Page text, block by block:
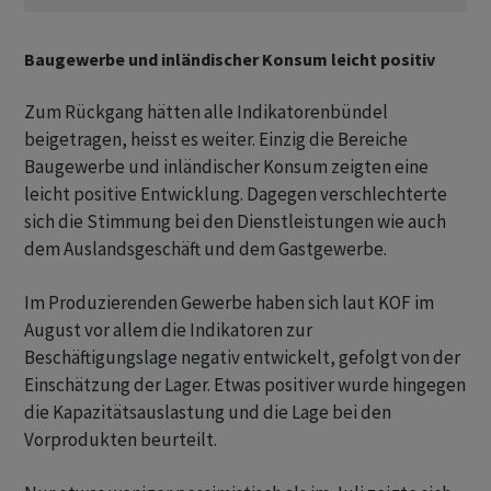
Baugewerbe und inländischer Konsum leicht positiv
Zum Rückgang hätten alle Indikatorenbündel
beigetragen, heisst es weiter. Einzig die Bereiche
Baugewerbe und inländischer Konsum zeigten eine
leicht positive Entwicklung. Dagegen verschlechterte
sich die Stimmung bei den Dienstleistungen wie auch
dem Auslandsgeschäft und dem Gastgewerbe.
Im Produzierenden Gewerbe haben sich laut KOF im
August vor allem die Indikatoren zur
Beschäftigungslage negativ entwickelt, gefolgt von der
Einschätzung der Lager. Etwas positiver wurde hingegen
die Kapazitätsauslastung und die Lage bei den
Vorprodukten beurteilt.